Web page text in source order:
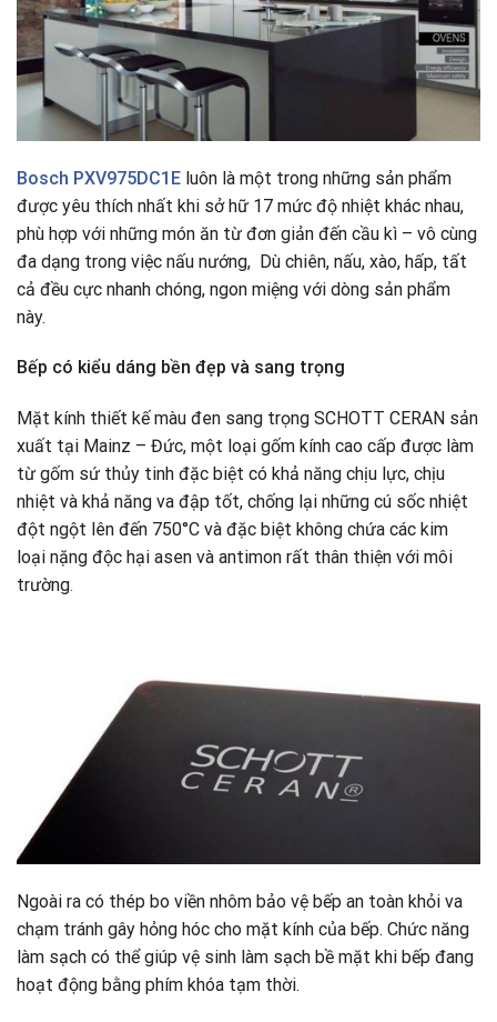
Bosch PXV975DC1E luôn là một trong những sản phẩm
được yêu thích nhất khi sở hữ 17 mức độ nhiệt khác nhau,
phù hợp với những món ăn từ đơn giản đến cầu kì – vô cùng
đa dạng trong việc nấu nướng, Dù chiên, nấu, xào, hấp, tất
cả đều cực nhanh chóng, ngon miệng với dòng sản phẩm
này.
Bếp có kiểu dáng bền đẹp và sang trọng
Mặt kính thiết kế màu đen sang trọng SCHOTT CERAN sản
xuất tại Mainz – Đức, một loại gốm kính cao cấp được làm
từ gốm sứ thủy tinh đặc biệt có khả năng chịu lực, chịu
nhiệt và khả năng va đập tốt, chống lại những cú sốc nhiệt
đột ngột lên đến 750°C và đặc biệt không chứa các kim
loại nặng độc hại asen và antimon rất thân thiện với môi
trường.
Ngoài ra có thép bo viền nhôm bảo vệ bếp an toàn khỏi va
chạm tránh gây hỏng hóc cho mặt kính của bếp. Chức năng
làm sạch có thể giúp vệ sinh làm sạch bề mặt khi bếp đang
hoạt động bằng phím khóa tạm thời.